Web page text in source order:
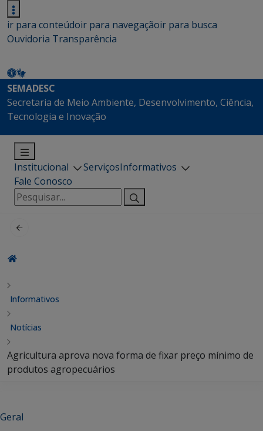
ir para conteúdoir para navegaçãoir para busca
Ouvidoria Transparência
SEMADESC
Secretaria de Meio Ambiente, Desenvolvimento, Ciência,
Tecnologia e Inovação
Institucional ServiçosInformativos
Fale Conosco
Pesquisar
por:
Informativos
Notícias
Agricultura aprova nova forma de fixar preço mínimo de
produtos agropecuários
Geral